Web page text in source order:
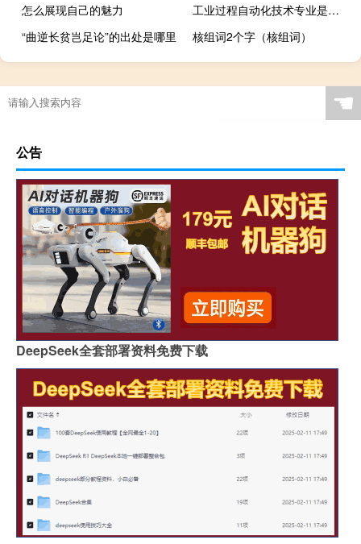
怎么展现自己的魅力
工业过程自动化技术专业是什么
“曲逆长贫岂足论”的出处是哪里
核组词2个字（核组词）
☚
公告
DeepSeek全套部署资料免费下载